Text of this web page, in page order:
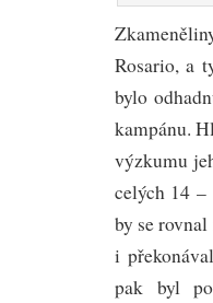
Rosario, a
bylo
kampánu.
výzkumu
celých 14 –
by se
i
pak byl